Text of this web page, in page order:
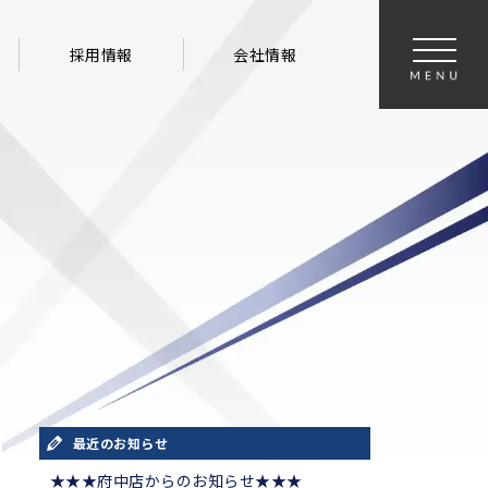
採用情報 会社情報
最近のお知らせ
★★★府中店からのお知らせ★★★